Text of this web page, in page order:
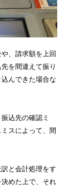
、請求額を上回
を間違えて振り
んできた場合な
込先の確認ミ
スによって、間
と会計処理をす
めた上で、それ